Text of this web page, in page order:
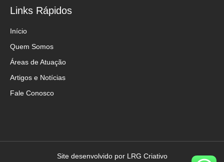
Links Rápidos
Início
Quem Somos
Áreas de Atuação
Artigos e Notícias
Fale Conosco
Site desenvolvido por LRG Criativo